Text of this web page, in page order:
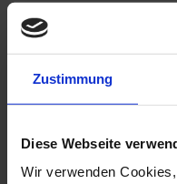
Zustimmung
Diese Webseite
Wir verwenden
E-Mail-Adresse:*